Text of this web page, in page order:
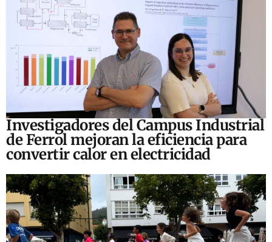
Investigadores del Campus Industrial
de Ferrol mejoran la eficiencia para
convertir calor en electricidad